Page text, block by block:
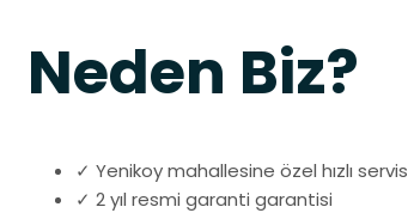
Neden Biz?
✓ Yenikoy mahallesine özel hızlı servis
✓ 2 yıl resmi garanti garantisi